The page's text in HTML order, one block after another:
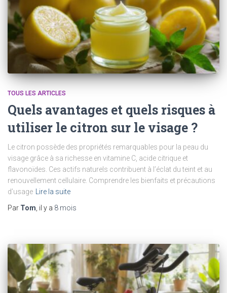
TOUS LES ARTICLES
Quels avantages et quels risques à
utiliser le citron sur le visage ?
Le citron possède des propriétés remarquables pour la peau du
visage grâce à sa richesse en vitamine C, acide citrique et
flavonoïdes. Ces actifs naturels contribuent à l’éclat du teint et au
renouvellement cellulaire. Comprendre les bienfaits et précautions
d’usage Lire la suite
Par Tom, il y a 8 mois